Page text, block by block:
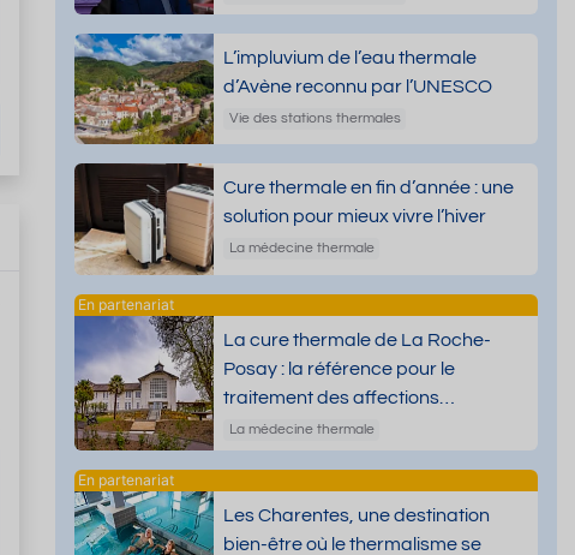
L’impluvium de l’eau thermale
d’Avène reconnu par l’UNESCO
Vie des stations thermales
Cure thermale en fin d’année : une
solution pour mieux vivre l’hiver
La médecine thermale
La cure thermale de La Roche-
Posay : la référence pour le
traitement des affections
dermatologiques
La médecine thermale
Les Charentes, une destination
bien-être où le thermalisme se